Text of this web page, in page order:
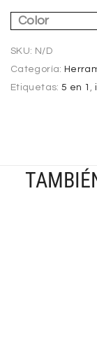
Color
SKU: N/D
Categoría:
Etiquetas: 5 en 1